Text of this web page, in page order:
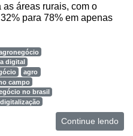
áreas rurais, com o
para 78% em apenas
digital
agro
campo
no brasil
digitalização
Continue lendo